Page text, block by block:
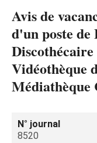
Avis de
d'un poste
Vidéothèque
Médiathèque
N° journal
8520